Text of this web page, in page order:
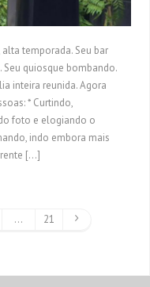
alta temporada. Seu bar
quiosque bombando.
inteira reunida. Agora
* Curtindo,
foto e elogiando o
indo embora mais
[…]
… 21